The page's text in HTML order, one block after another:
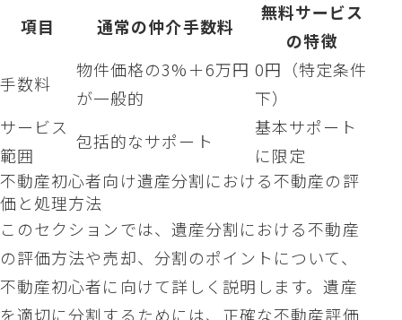
項目
通常の仲介手数料
無料サービス
の特徴
手数料
物件価格の3%＋6万円
が一般的
0円（特定条件
下）
サービス
範囲
包括的なサポート
基本サポート
に限定
不動産初心者向け遺産分割における不動産の評
価と処理方法
このセクションでは、遺産分割における不動産
の評価方法や売却、分割のポイントについて、
不動産初心者に向けて詳しく説明します。遺産
を適切に分割するためには、正確な不動産評価